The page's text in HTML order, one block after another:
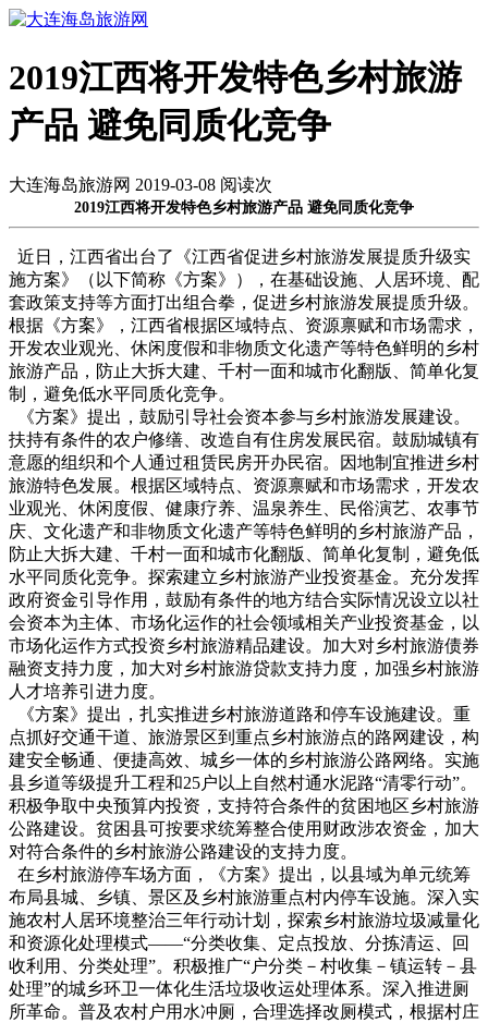
2019江西将开发特色乡村旅游
产品 避免同质化竞争
大连海岛旅游网 2019-03-08 阅读次
2019江西将开发特色乡村旅游产品 避免同质化竞争
近日，江西省出台了《江西省促进乡村旅游发展提质升级实
施方案》（以下简称《方案》），在基础设施、人居环境、配
套政策支持等方面打出组合拳，促进乡村旅游发展提质升级。
根据《方案》，江西省根据区域特点、资源禀赋和市场需求，
开发农业观光、休闲度假和非物质文化遗产等特色鲜明的乡村
旅游产品，防止大拆大建、千村一面和城市化翻版、简单化复
制，避免低水平同质化竞争。
《方案》提出，鼓励引导社会资本参与乡村旅游发展建设。
扶持有条件的农户修缮、改造自有住房发展民宿。鼓励城镇有
意愿的组织和个人通过租赁民房开办民宿。因地制宜推进乡村
旅游特色发展。根据区域特点、资源禀赋和市场需求，开发农
业观光、休闲度假、健康疗养、温泉养生、民俗演艺、农事节
庆、文化遗产和非物质文化遗产等特色鲜明的乡村旅游产品，
防止大拆大建、千村一面和城市化翻版、简单化复制，避免低
水平同质化竞争。探索建立乡村旅游产业投资基金。充分发挥
政府资金引导作用，鼓励有条件的地方结合实际情况设立以社
会资本为主体、市场化运作的社会领域相关产业投资基金，以
市场化运作方式投资乡村旅游精品建设。加大对乡村旅游债券
融资支持力度，加大对乡村旅游贷款支持力度，加强乡村旅游
人才培养引进力度。
《方案》提出，扎实推进乡村旅游道路和停车设施建设。重
点抓好交通干道、旅游景区到重点乡村旅游点的路网建设，构
建安全畅通、便捷高效、城乡一体的乡村旅游公路网络。实施
县乡道等级提升工程和25户以上自然村通水泥路“清零行动”。
积极争取中央预算内投资，支持符合条件的贫困地区乡村旅游
公路建设。贫困县可按要求统筹整合使用财政涉农资金，加大
对符合条件的乡村旅游公路建设的支持力度。
在乡村旅游停车场方面，《方案》提出，以县域为单元统筹
布局县城、乡镇、景区及乡村旅游重点村内停车设施。深入实
施农村人居环境整治三年行动计划，探索乡村旅游垃圾减量化
和资源化处理模式——“分类收集、定点投放、分拣清运、回
收利用、分类处理”。积极推广“户分类－村收集－镇运转－县
处理”的城乡环卫一体化生活垃圾收运处理体系。深入推进厕
所革命。普及农村户用水冲厕，合理选择改厕模式，根据村庄